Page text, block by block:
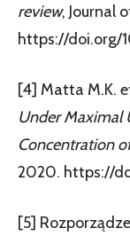
review, Journal
https://doi.org/
[4] Matta M.K.
Under Maximal
Concentration
2020. https://
[5]